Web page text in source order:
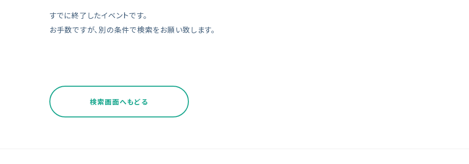
すでに終了したイベントです。
お手数ですが、別の条件で検索をお願い致します。
検索画面へもどる